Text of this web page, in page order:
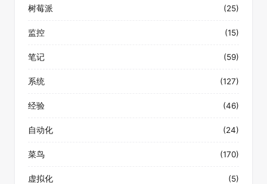
树莓派 (25)
监控 (15)
笔记 (59)
系统 (127)
经验 (46)
自动化 (24)
菜鸟 (170)
虚拟化 (5)